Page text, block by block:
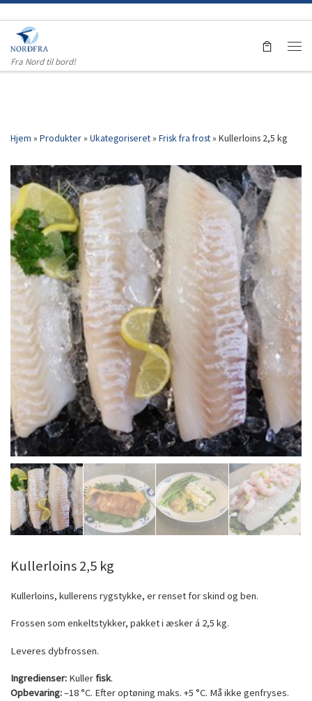
Skip to content
Fra Nord til bord!
Hjem » Produkter» Ukategoriseret» Frisk fra frost» Kullerloins 2,5 kg
Kullerloins 2,5 kg
Kullerloins, kullerens rygstykke, er renset for skind og ben.
Frossen som enkeltstykker, pakket i æsker á 2,5 kg.
Leveres dybfrossen.
Ingredienser: Kullerfisk.
Opbevaring:–18 °C. Efter optøning maks. +5 °C. Må ikke genfryses.